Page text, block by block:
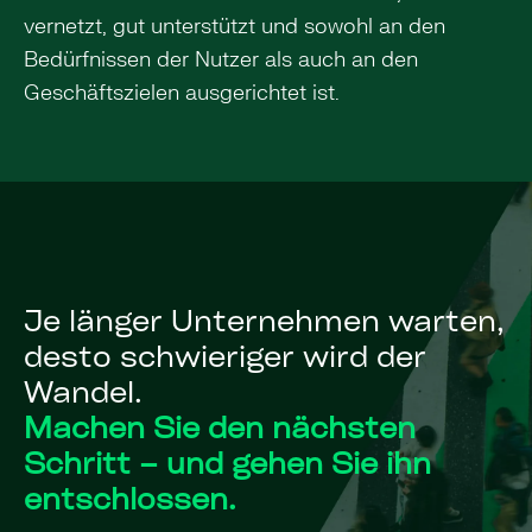
vernetzt, gut unterstützt und sowohl an den
Bedürfnissen der Nutzer als auch an den
Geschäftszielen ausgerichtet ist.
Je länger Unternehmen warten,
desto schwieriger wird der
Wandel.
Machen Sie den nächsten
Schritt – und gehen Sie ihn
entschlossen.